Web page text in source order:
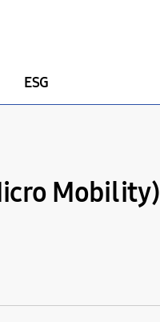
ESG
Mobility)